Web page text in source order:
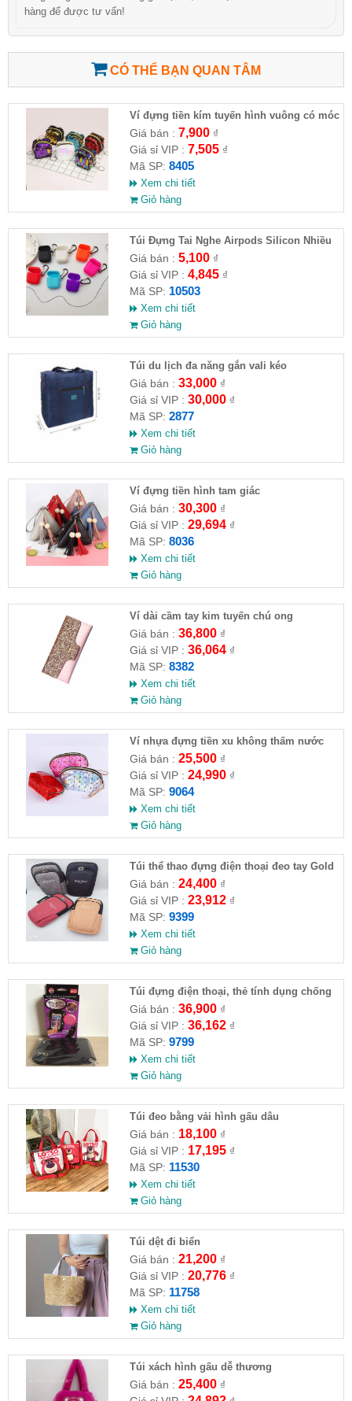
hàng để được tư vấn!
CÓ THỂ BẠN QUAN TÂM
Ví đựng tiền kím tuyến hình vuông có móc
khóa cho nữ
Giá bán : 7,900₫
Giá sỉ VIP : 7,505₫
Mã SP: 8405
Xem chi tiết
Giỏ hàng
Túi Đựng Tai Nghe Airpods Silicon Nhiều
Màu
Giá bán : 5,100₫
Giá sỉ VIP : 4,845₫
Mã SP: 10503
Xem chi tiết
Giỏ hàng
Túi du lịch đa năng gắn vali kéo
Giá bán : 33,000₫
Giá sỉ VIP : 30,000₫
Mã SP: 2877
Xem chi tiết
Giỏ hàng
Ví đựng tiền hình tam giác
Giá bán : 30,300₫
Giá sỉ VIP : 29,694₫
Mã SP: 8036
Xem chi tiết
Giỏ hàng
Ví dài cầm tay kim tuyến chú ong
Giá bán : 36,800₫
Giá sỉ VIP : 36,064₫
Mã SP: 8382
Xem chi tiết
Giỏ hàng
Ví nhựa đựng tiền xu không thấm nước
Giá bán : 25,500₫
Giá sỉ VIP : 24,990₫
Mã SP: 9064
Xem chi tiết
Giỏ hàng
Túi thể thao đựng điện thoại đeo tay Gold
Horse
Giá bán : 24,400₫
Giá sỉ VIP : 23,912₫
Mã SP: 9399
Xem chi tiết
Giỏ hàng
Túi đựng điện thoại, thẻ tính dụng chống
nước đa chức năng
Giá bán : 36,900₫
Giá sỉ VIP : 36,162₫
Mã SP: 9799
Xem chi tiết
Giỏ hàng
Túi đeo bằng vải hình gấu dâu
Giá bán : 18,100₫
Giá sỉ VIP : 17,195₫
Mã SP: 11530
Xem chi tiết
Giỏ hàng
Túi dệt đi biển
Giá bán : 21,200₫
Giá sỉ VIP : 20,776₫
Mã SP: 11758
Xem chi tiết
Giỏ hàng
Túi xách hình gấu dễ thương
Giá bán : 25,400₫